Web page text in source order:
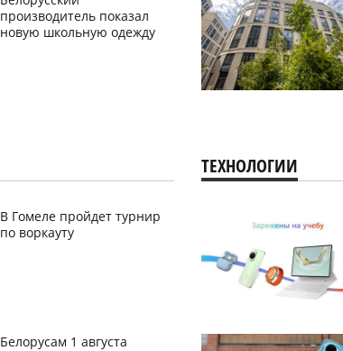
производитель показал
новую школьную одежду
В Гомеле пройдет турнир
по воркауту
Белорусам 1 августа
ТЕХНОЛОГИИ